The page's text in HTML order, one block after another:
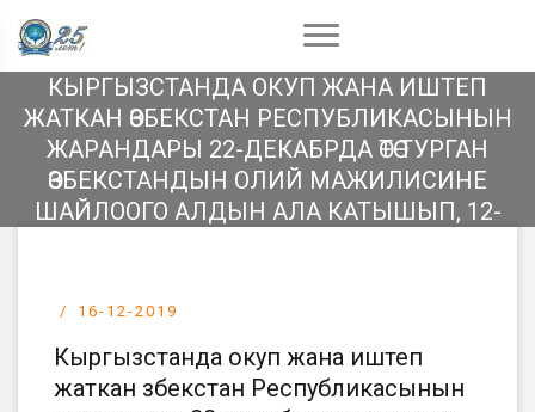
КЫРГЫЗСТАНДА ОКУП ЖАНА ИШТЕП
ЖАТКАН ӨЗБЕКСТАН РЕСПУБЛИКАСЫНЫН
ЖАРАНДАРЫ 22-ДЕКАБРДА ӨТӨ ТУРГАН
ӨЗБЕКСТАНДЫН ОЛИЙ МАЖИЛИСИНЕ
ШАЙЛООГО АЛДЫН АЛА КАТЫШЫП, 12-
ИМАРАТЫНДАГЫ МАДАНИЙ
БЕРИШТИ.
16-12-2019
Кыргызстанда окуп жана иштеп
жаткан Өзбекстан Республикасынын